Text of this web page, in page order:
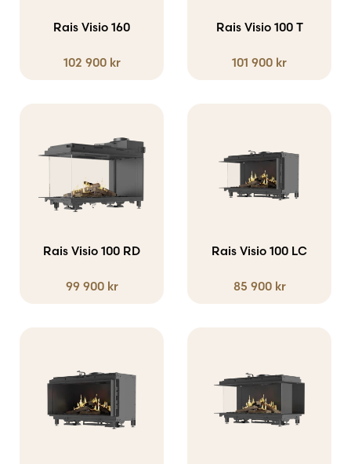
Rais Visio 160
102 900 kr
varianter.
olika
på
produktsidan
Rais Visio 100 T
101 900 kr
Rais Visio 100 RD
99 900 kr
Rais Visio 100 LC
85 900 kr